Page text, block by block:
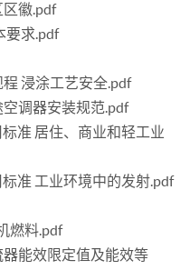
徽.pdf
要求.pdf
浸涂工艺安全.pdf
调器安装规范.pdf
准 居住、商业和轻工业
准 工业环境中的发射.pdf
燃料.pdf
能效限定值及能效等